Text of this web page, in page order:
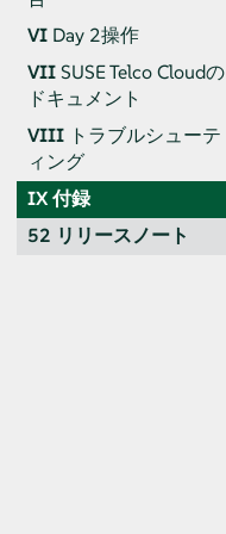
VI Day 2操作
VIISUSE Telco Cloudの
ドキュメント
VIII トラブルシューテ
ィング
IX付録
52 リリースノート